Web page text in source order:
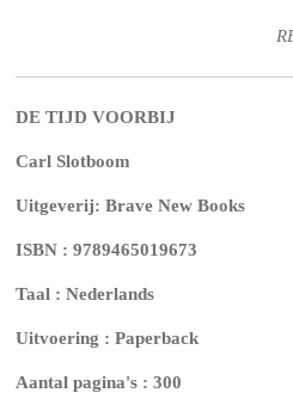
DE TIJD VOORBIJ
Carl Slotboom
Uitgeverij: Brave New Books
ISBN : 9789465019673
Taal : Nederlands
Uitvoering : Paperback
Aantal pagina's : 300